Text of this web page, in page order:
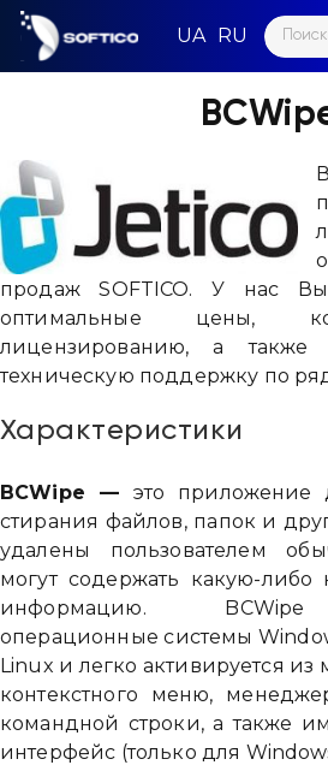
Skip
content
Search
for:
продаж SOFTICO. У нас
оптимальные цены,
лицензированию, а также
техническую поддержку по
Характеристики
BCWipe — это приложение
стирания файлов, папок и
удалены пользователем
могут содержать какую-
информацию. BCWipe
операционные системы
Linux и легко активируется
контекстного меню,
командной строки, а также
интерфейс (только для